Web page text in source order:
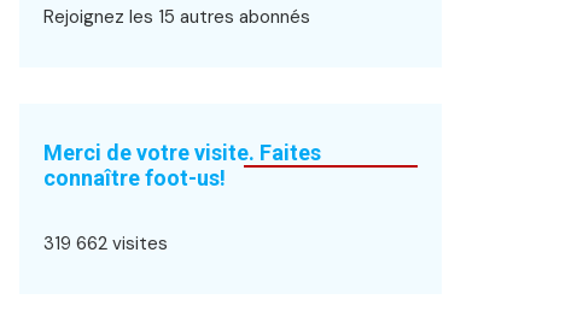
Rejoignez les 15 autres abonnés
Merci de votre visite. Faites
connaître foot-us!
319 662 visites